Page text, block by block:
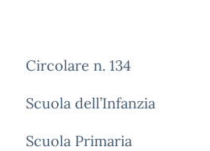
Circolare n. 134
Scuola dell’Infanzia
Scuola Primaria